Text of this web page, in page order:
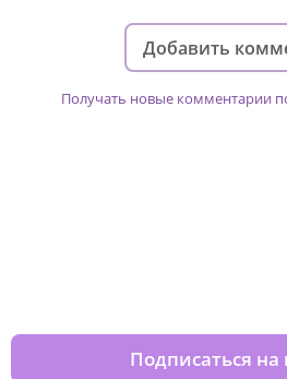
Добавить
Получать новые комментарии
Подписаться на